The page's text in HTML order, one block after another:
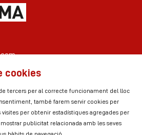
facebook
a ticktok
Link a linkedin
cookies
tercers per al correcte funcionament del lloc
també farem servir cookies per
visites per obtenir estadístiques agregades per
publicitat relacionada amb les seves